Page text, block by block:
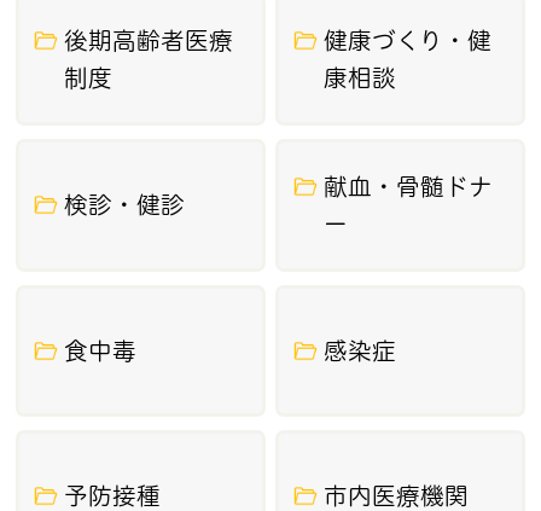
2026年6月29日
介護予防・日常生活支援総合事業費のサ
後期高齢者医療高額療養費の支給誤りに
後期高齢者医療
制度
健康づくり・健
康相談
検診・健診
献血・骨髄ドナ
ー
食中毒 感染症
予防接種 市内医療機関